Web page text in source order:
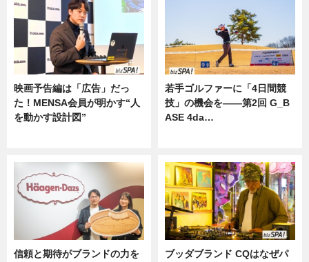
映画予告編は「広告」だっ
た！MENSA会員が明かす“人
を動かす設計図”
若手ゴルファーに「4日間競
技」の機会を——第2回 G_B
ASE 4da…
信頼と期待がブランドの力を
ブッダブランド CQはなぜパ